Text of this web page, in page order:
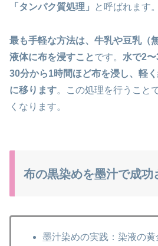
「タンパク質処理」
と呼ばれます。
最も手軽な方法は、牛乳や豆乳（
液体に布を浸すことです。 水で2〜
30分から1時間ほど布を浸し、軽
に移ります。この処理を行うこと
くなります。
布の黒染めを墨汁で成功
墨汁染めの実践：染液の